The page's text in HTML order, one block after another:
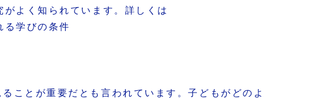
よく知られています。詳しくは
る学びの条件
ことが重要だとも言われています。子どもがどのよ